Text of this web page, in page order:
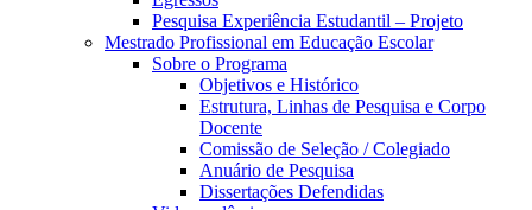
Pesquisa Experiência Estudantil – Projeto
Mestrado Profissional em Educação Escolar
Sobre o Programa
Objetivos e Histórico
Estrutura, Linhas de Pesquisa e Corpo
Docente
Comissão de Seleção / Colegiado
Anuário de Pesquisa
Dissertações Defendidas